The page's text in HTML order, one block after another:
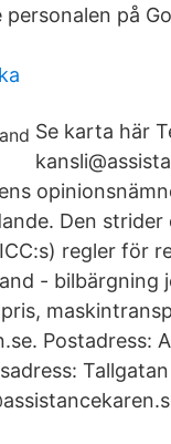
personalen på
Se karta här
Den
regler för
- bilbärgning
Postadress: